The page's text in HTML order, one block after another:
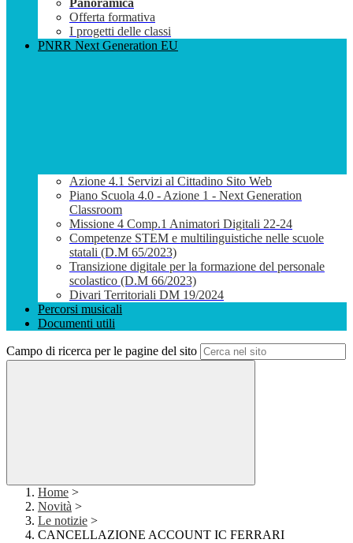
Panoramica
Offerta formativa
I progetti delle classi
PNRR Next Generation EU
Azione 4.1 Servizi al Cittadino Sito Web
Piano Scuola 4.0 - Azione 1 - Next Generation
Classroom
Missione 4 Comp.1 Animatori Digitali 22-24
Competenze STEM e multilinguistiche nelle scuole
statali (D.M 65/2023)
Transizione digitale per la formazione del personale
scolastico (D.M 66/2023)
Divari Territoriali DM 19/2024
Percorsi musicali
Documenti utili
Campo di ricerca per le pagine del sito
Home >
Novità >
Le notizie >
CANCELLAZIONE ACCOUNT IC FERRARI